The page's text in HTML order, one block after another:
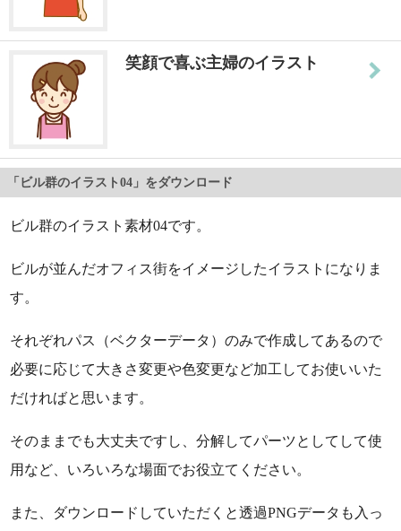
笑顔で喜ぶ主婦のイラスト
「ビル群のイラスト04」をダウンロード
ビル群のイラスト素材04です。
ビルが並んだオフィス街をイメージしたイラストになりま
す。
それぞれパス（ベクターデータ）のみで作成してあるので
必要に応じて大きさ変更や色変更など加工してお使いいた
だければと思います。
そのままでも大丈夫ですし、分解してパーツとしてして使
用など、いろいろな場面でお役立てください。
また、ダウンロードしていただくと透過PNGデータも入っ